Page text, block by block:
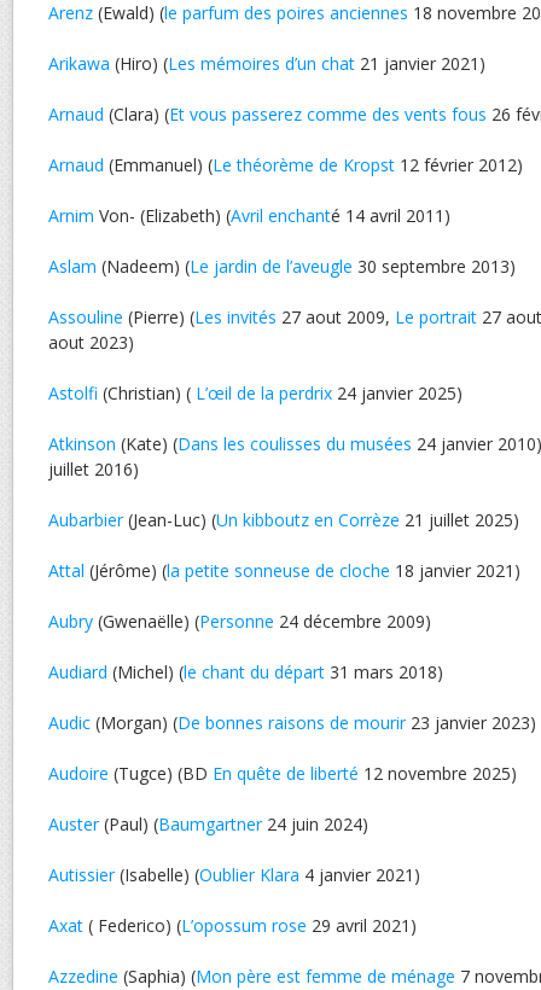
Arenz (Ewald) (le parfum des poires anciennes 18 novembre
Arikawa (Hiro) (Les mémoires d’un chat 21 janvier 2021)
Arnaud (Clara) (Et vous passerez comme des vents fous 26
Arnaud (Emmanuel) (Le théorème de Kropst 12 février 2012)
Arnim Von- (Elizabeth) (Avril enchanté 14 avril 2011)
Aslam (Nadeem) (Le jardin de l’aveugle 30 septembre 2013)
Assouline (Pierre) (Les invités 27 aout 2009, Le portrait 27
aout 2023)
Astolfi (Christian) ( L’œil de la perdrix 24 janvier 2025)
Atkinson (Kate) (Dans les coulisses du musées 24 janvier
juillet 2016)
Aubarbier(Jean-Luc) (Un kibboutz en Corrèze 21 juillet 2025)
Attal (Jérôme) (la petite sonneuse de cloche 18 janvier 2021)
Aubry (Gwenaëlle) (Personne 24 décembre 2009)
Audiard (Michel) (le chant du départ 31 mars 2018)
Audic (Morgan) (De bonnes raisons de mourir23 janvier 2023)
Audoire (Tugce) (BD En quête de liberté 12 novembre 2025)
Auster(Paul) (Baumgartner24 juin 2024)
Autissier(Isabelle) (Oublier Klara 4 janvier 2021)
Axat ( Federico) (L’opossum rose 29 avril 2021)
Azzedine (Saphia) (Mon père est femme de ménage 7